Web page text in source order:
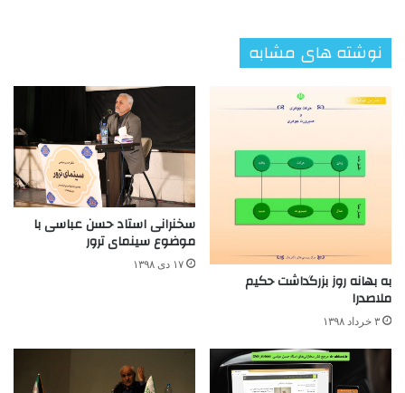
نوشته های مشابه
به بهانه روز بزرگداشت حکیم
ملاصدرا
۳ خرداد ۱۳۹۸
سخنرانی استاد حسن عباسی با
موضوع سینمای ترور
۱۷ دی ۱۳۹۸